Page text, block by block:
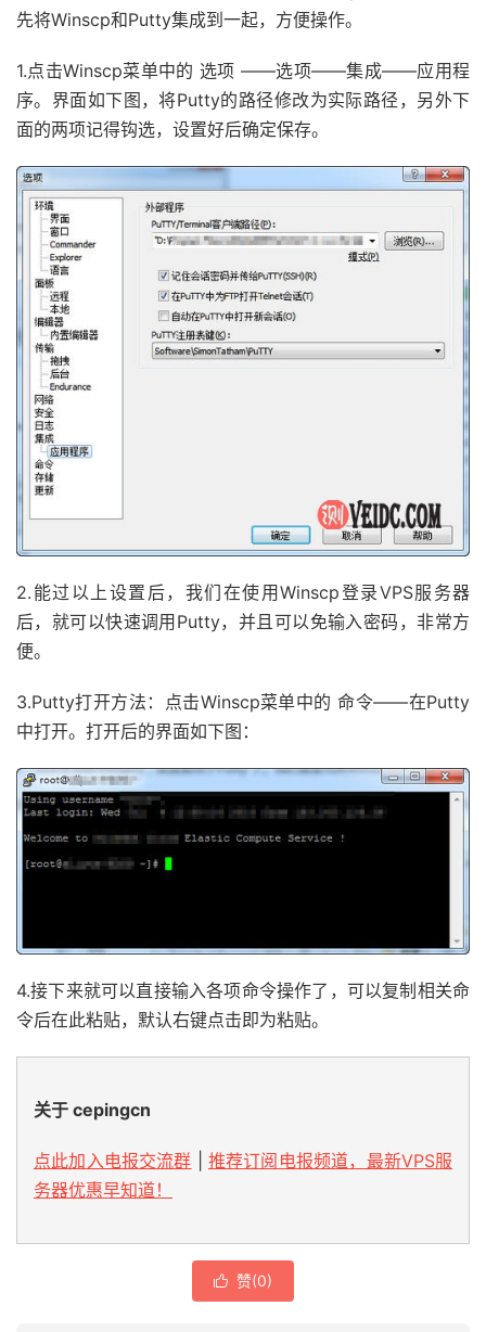
先将Winscp和Putty集成到一起，方便操作。
1.点击Winscp菜单中的 选项 ——选项——集成——应用程
序。界面如下图，将Putty的路径修改为实际路径，另外下
面的两项记得钩选，设置好后确定保存。
2.能过以上设置后，我们在使用Winscp登录VPS服务器
后，就可以快速调用Putty，并且可以免输入密码，非常方
便。
3.Putty打开方法：点击Winscp菜单中的 命令——在Putty
中打开。打开后的界面如下图：
4.接下来就可以直接输入各项命令操作了，可以复制相关命
令后在此粘贴，默认右键点击即为粘贴。
关于 cepingcn
点此加入电报交流群
推荐订阅电报频道，最新VPS服
务器优惠早知道！
 赞(0)